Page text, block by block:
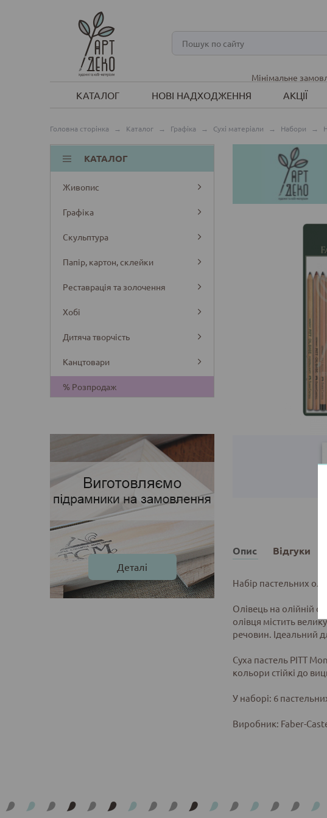
Мінімальне
КАТАЛОГ НОВІ НАДХОДЖЕННЯ АКЦІЇ
Головна сторінка → Каталог → Графіка → Сухі матеріали → Набори →
КАТАЛОГ
Живопис
Графіка
Скульптура
Папір, картон, склейки
Реставрація та золочення
Хобі
Дитяча творчість
Канцтовари
% Розпродаж
Деталі
Опис Відгуки
Набір пастельних
Олівець на олійній
олівця містить
речовин. Ідеальний
Суха пастель PITT
кольори стійкі до
У наборі: 6
Виробник: Faber-